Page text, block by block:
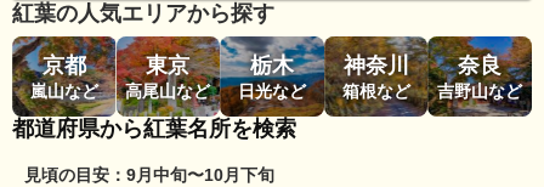
紅葉の人気エリアから探す
京都
嵐山など
東京
高尾山など
栃木
日光など
神奈川
箱根など
奈良
吉野山など
都道府県から紅葉名所を検索
見頃の目安：9月中旬〜10月下旬